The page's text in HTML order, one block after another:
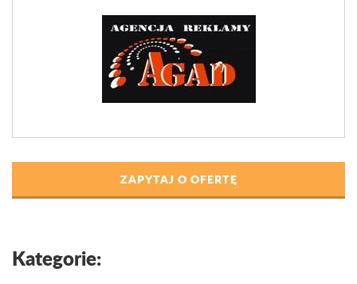
ZAPYTAJ O OFERTĘ
Kategorie: